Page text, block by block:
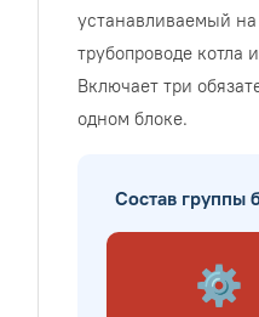
устанавливаемый
трубопроводе котла
Включает три
одном блоке.
Состав группы
⚙️